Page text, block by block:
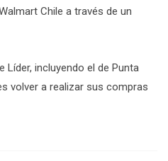
Chile a través de un
Líder, incluyendo el de Punta
volver a realizar sus compras